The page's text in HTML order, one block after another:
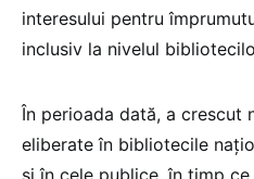
interesului pentru
inclusiv la nivelul
În perioada dată, a crescut
eliberate în bibliotecile
și în cele publice, în timp